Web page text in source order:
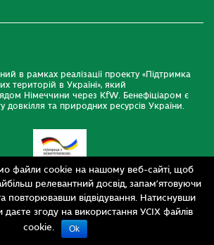
файли cookie на нашому веб-сайті, щоб
релевантний досвід, запам’ятовуючи
повторювавши відвідування. Натиснувши
даєте згоду на використання УСІХ файлів
cookie.
Ok
в рамках реалізації проекту «Підтримка
територій в Україні», який
Німеччини через KfW. Бенефіціаром є
довкілля та природних ресурсів України.